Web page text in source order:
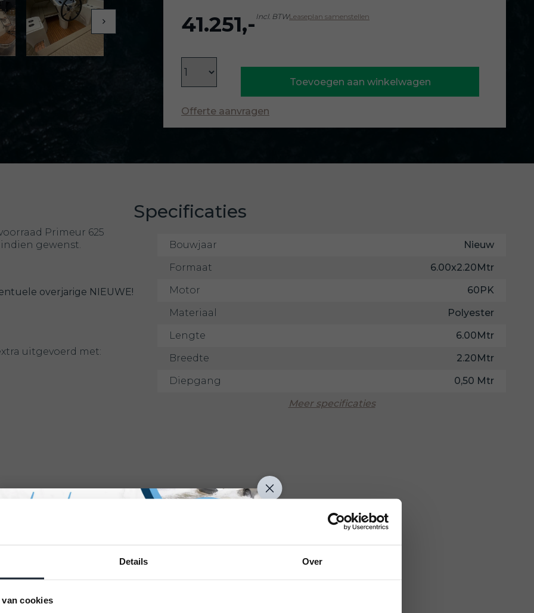
Details Over
cookies
41.251,- Incl. BTWLeaseplan samenstellen
Toevoegen aan winkelwagen
Offerte aanvragen
Primeur 625
gewenst.
overjarige NIEUWE!
extra uitgevoerd met:
Specificaties
Bouwjaar
Nieuw
Formaat
6.00x2.20Mtr
Motor
60PK
Materiaal
Polyester
Lengte
6.00Mtr
Breedte
2.20Mtr
Diepgang
0,50 Mtr
Meer specificaties